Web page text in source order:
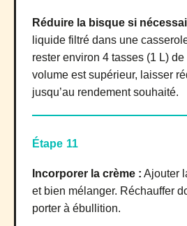
Réduire la bisque si
liquide filtré dans une
rester environ 4 tasses (1 L)
volume est supérieur, laisser
jusqu’au rendement souhaité.
Étape 11
Incorporer la crème : Ajouter
et bien mélanger. Réchauffer
porter à ébullition.